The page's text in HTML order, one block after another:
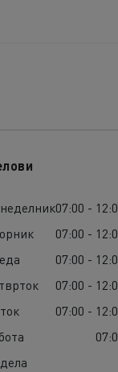
07:00 -
07:00 -
07:00 -
07:00 -
07:00 -